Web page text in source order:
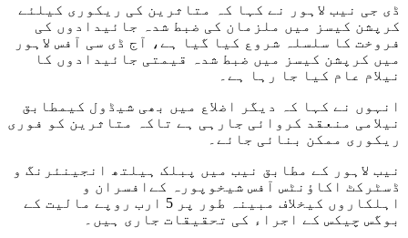
ڈی جی نیب لاہور نے کہا کہ متاثرین کی ریکوری کیلئے
کرپشن کیسز میں ملزمان کی ضبط شدہ جائیدادوں کی
فروخت کا سلسلہ شروع کیا گیا ہے، آج ڈی سی آفس لاہور
میں کرپشن کیسز میں ضبط شدہ قیمتی جائیدادوں کا
نیلام عام کیا جا رہا ہے۔
انہوں نے کہا کہ دیگر اضلاع میں بھی شیڈول کیمطابق
نیلامی منعقد کروائی جارہی ہے تاکہ متاثرین کو فوری
ریکوری ممکن بنائی جائے۔
نیب لاہور کے مطابق نیب میں پبلک ہیلتھ انجینئرنگ و
ڈسٹرکٹ اکاؤنٹس آفس شیخوپورہ کےافسران و
اہلکاروں کیخلاف مبینہ طور پر 5 ارب روپے مالیت کے
بوگس چیکس کے اجراء کی تحقیقات جاری ہیں۔